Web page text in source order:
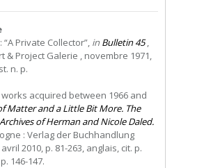
Private Collector”, in Bulletin 45,
& Project Galerie , novembre 1971,
n. p.
acquired between 1966 and
Matter and a Little Bit More. The
of Herman and Nicole Daled.
: Verlag der Buchhandlung
2010, p. 81-263, anglais, cit. p.
146-147.